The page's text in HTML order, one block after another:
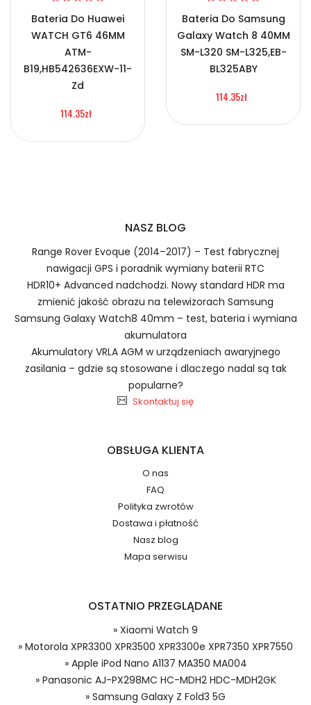
Bateria Xiaomi BW24
Baterie do Zegarków Xiaomi
Dzięki ochronie kupujących w
systemie PayPal możesz odzyskać
dotrze lub będzie się znacznie różnić
od opisu.
Numer produktu ładowarki
2.Numer produktu baterii
Jak naładować Baterie do Zegarków Xiaomi
Jak przedłużyć żywotność Baterie do Zegarków
Xiaomi BW24 bateria, BW24 Baterie
do Zegarków, Alternatywna bateria do Xiaomi
BW24,Xiaomi Watch 9 akumulator.
Bateria Do Huawei
WATCH GT6 46MM
ATM-
B19,HB542636EXW-11-
Zd
114.35zł
Bateria Do Samsung
Galaxy Watch 8 40MM
SM-L320 SM-L325,EB-
BL325ABY
114.35zł
NASZ BLOG
Range Rover Evoque (2014–2017) – Test fabrycznej
nawigacji GPS i poradnik wymiany baterii RTC
HDR10+ Advanced nadchodzi. Nowy standard HDR ma
zmienić jakość obrazu na telewizorach Samsung
Samsung Galaxy Watch8 40mm – test, bateria i wymiana
akumulatora
Akumulatory VRLA AGM w urządzeniach awaryjnego
zasilania – gdzie są stosowane i dlaczego nadal są tak
popularne?
Skontaktuj się
OBSŁUGA KLIENTA
O nas
FAQ
Polityka zwrotów
Dostawa i płatność
Nasz blog
Mapa serwisu
OSTATNIO PRZEGLĄDANE
» Xiaomi Watch 9
» Motorola XPR3300 XPR3500 XPR3300e XPR7350 XPR7550
» Apple iPod Nano A1137 MA350 MA004
» Panasonic AJ-PX298MC HC-MDH2 HDC-MDH2GK
» Samsung Galaxy Z Fold3 5G